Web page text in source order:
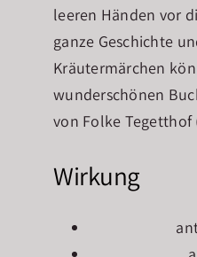
leeren Händen vor
ganze Geschichte
Kräutermärchen
wunderschönen
von Folke Tegetthof
Wirkung